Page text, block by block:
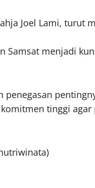
Joel Lami,
Samsat menjadi
penegasan
tinggi